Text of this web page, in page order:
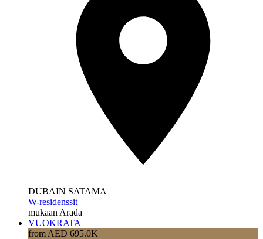
DUBAIN SATAMA
W-residenssit
mukaan Arada
VUOKRATA
from AED 695.0K